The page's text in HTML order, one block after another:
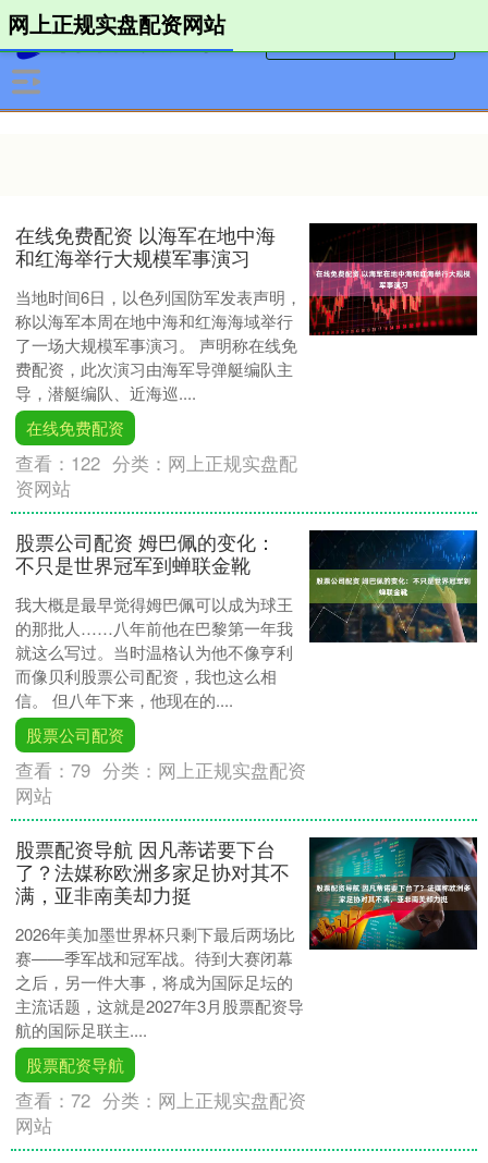
网上正规实盘配资网站
在线免费配资 以海军在地中海
和红海举行大规模军事演习
当地时间6日，以色列国防军发表声明，
称以海军本周在地中海和红海海域举行
了一场大规模军事演习。 声明称在线免
费配资，此次演习由海军导弹艇编队主
导，潜艇编队、近海巡....
在线免费配资
查看： 122 分类： 网上正规实盘配
资网站
股票公司配资 姆巴佩的变化：
不只是世界冠军到蝉联金靴
我大概是最早觉得姆巴佩可以成为球王
的那批人……八年前他在巴黎第一年我
就这么写过。当时温格认为他不像亨利
而像贝利股票公司配资，我也这么相
信。 但八年下来，他现在的....
股票公司配资
查看：79 分类： 网上正规实盘配资
网站
股票配资导航 因凡蒂诺要下台
了？法媒称欧洲多家足协对其不
满，亚非南美却力挺
2026年美加墨世界杯只剩下最后两场比
赛——季军战和冠军战。待到大赛闭幕
之后，另一件大事，将成为国际足坛的
主流话题，这就是2027年3月股票配资导
航的国际足联主....
股票配资导航
查看：72 分类： 网上正规实盘配资
网站